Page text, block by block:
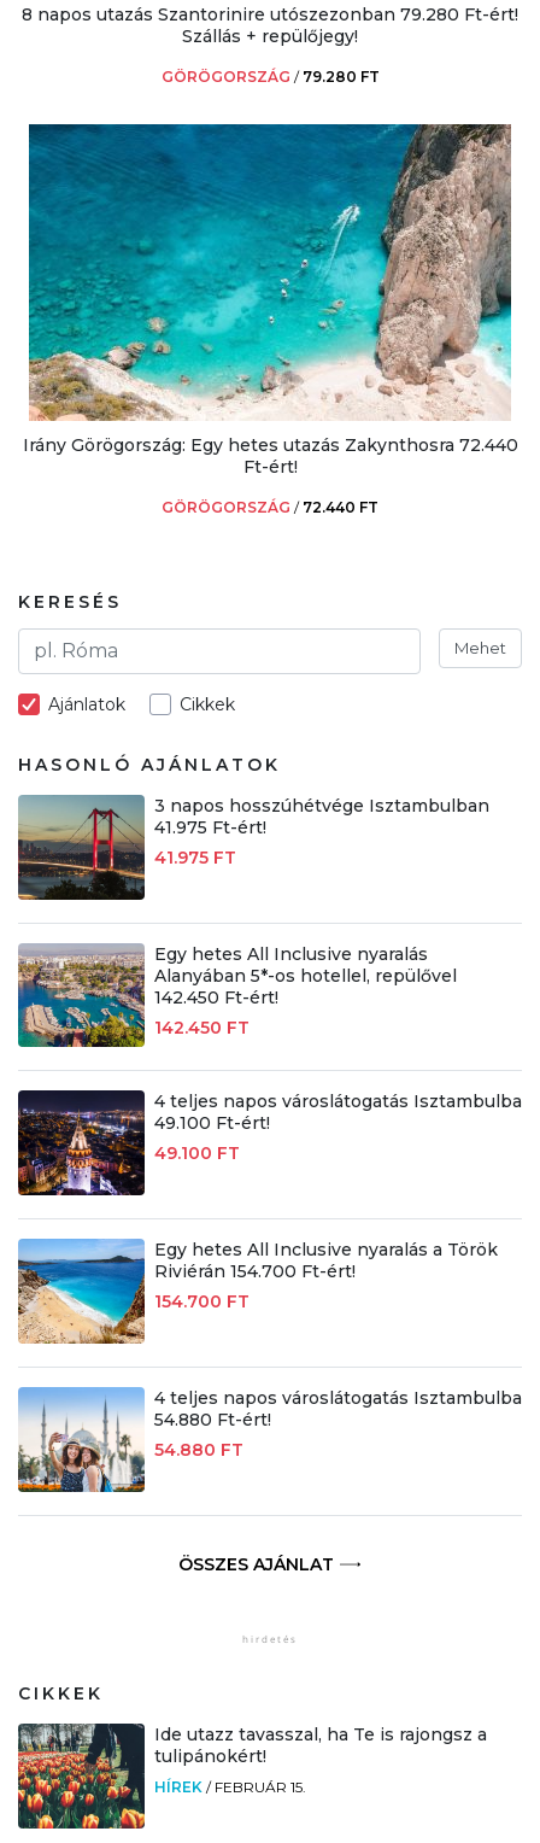
8 napos utazás Szantorinire utószezonban 79.280 Ft-ért!
Szállás + repülőjegy!
GÖRÖGORSZÁG / 79.280 FT
Irány Görögország: Egy hetes utazás Zakynthosra 72.440
Ft-ért!
GÖRÖGORSZÁG / 72.440 FT
KERESÉS
Mehet
Ajánlatok Cikkek
HASONLÓ AJÁNLATOK
3 napos hosszúhétvége Isztambulban
41.975 Ft-ért!
41.975 FT
Egy hetes All Inclusive nyaralás
Alanyában 5*-os hotellel, repülővel
142.450 Ft-ért!
142.450 FT
4 teljes napos városlátogatás Isztambulba
49.100 Ft-ért!
49.100 FT
Egy hetes All Inclusive nyaralás a Török
Riviérán 154.700 Ft-ért!
154.700 FT
4 teljes napos városlátogatás Isztambulba
54.880 Ft-ért!
54.880 FT
ÖSSZES AJÁNLAT
CIKKEK
Ide utazz tavasszal, ha Te is rajongsz a
tulipánokért!
HÍREK / FEBRUÁR 15.